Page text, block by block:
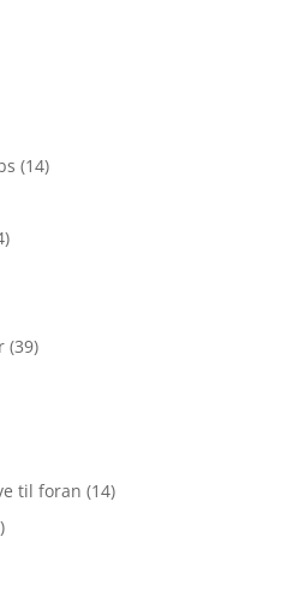
(14)
(39)
til foran (14)